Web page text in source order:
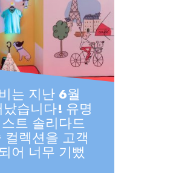
는 지난 6월
습니다! 유명
트 솔리다드
컬렉션을 고객
어 너무 기뻤